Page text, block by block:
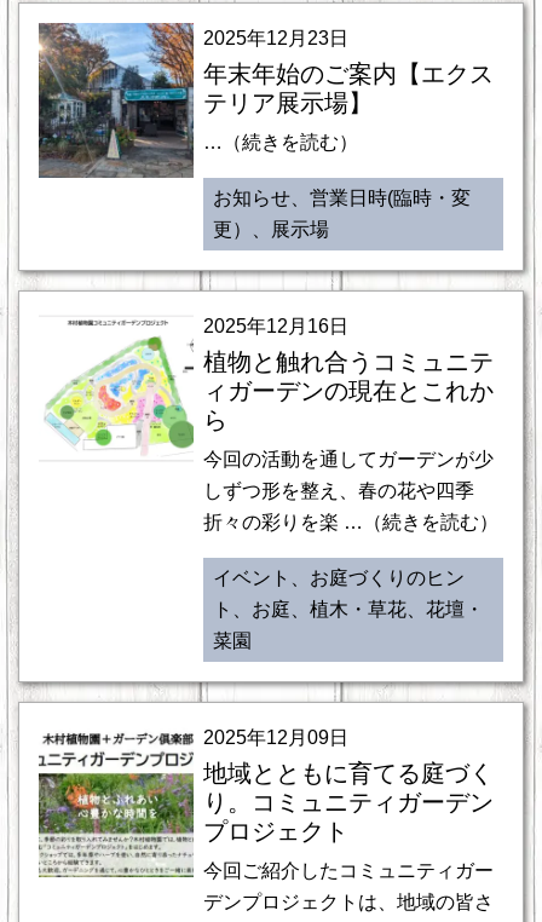
2025年12月23日
年末年始のご案内【エクス
テリア展示場】
…（続きを読む）
お知らせ、営業日時(臨時・変
更）、展示場
2025年12月16日
植物と触れ合うコミュニテ
ィガーデンの現在とこれか
ら
今回の活動を通してガーデンが少
しずつ形を整え、春の花や四季
折々の彩りを楽 …（続きを読む）
イベント、お庭づくりのヒン
ト、お庭、植木・草花、花壇・
菜園
2025年12月09日
地域とともに育てる庭づく
り。コミュニティガーデン
プロジェクト
今回ご紹介したコミュニティガー
デンプロジェクトは、地域の皆さ